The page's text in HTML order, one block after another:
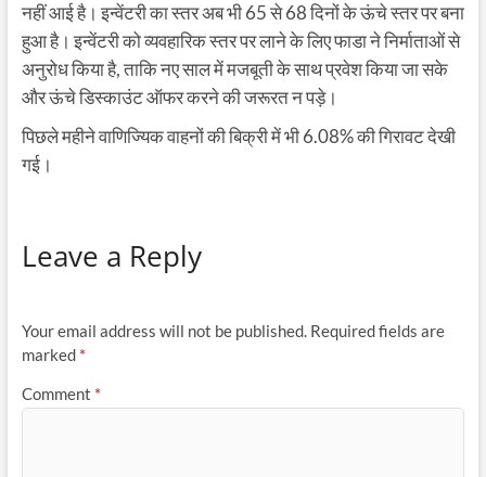
नहीं आई है। इन्वेंटरी का स्तर अब भी 65 से 68 दिनों के ऊंचे स्तर पर बना
हुआ है। इन्वेंटरी को व्यवहारिक स्तर पर लाने के लिए फाडा ने निर्माताओं से
अनुरोध किया है, ताकि नए साल में मजबूती के साथ प्रवेश किया जा सके
और ऊंचे डिस्काउंट ऑफर करने की जरूरत न पड़े।
पिछले महीने वाणिज्यिक वाहनों की बिक्री में भी 6.08% की गिरावट देखी
गई।
Leave a Reply
Your email address will not be published. Required fields are
marked *
Comment *